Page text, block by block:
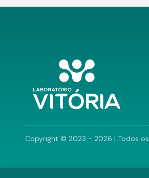
Copyright © 2023 - 2026 | Todos